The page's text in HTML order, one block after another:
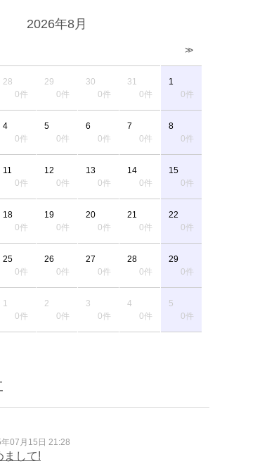
2026年8月
≫
28
0件
29
0件
30
0件
31
0件
1
0件
4
0件
5
0件
6
0件
7
0件
8
0件
11
0件
12
0件
13
0件
14
0件
15
0件
18
0件
19
0件
20
0件
21
0件
22
0件
25
0件
26
0件
27
0件
28
0件
29
0件
1
0件
2
0件
3
0件
4
0件
5
0件
まして!
07月15日 21:28